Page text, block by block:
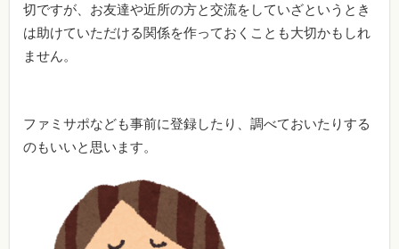
切ですが、お友達や近所の方と交流をしていざというとき
は助けていただける関係を作っておくことも大切かもしれ
ません。
ファミサポなども事前に登録したり、調べておいたりする
のもいいと思います。